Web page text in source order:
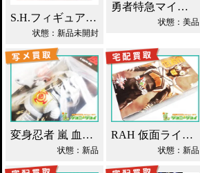
S.H.フィギュアーツ ジェノサイダー 買取！
状態：新品未開封
勇者特急マイトガイン 4段変形 轟龍 買取！
状態：美品
変身忍者 嵐 血車魔神斉 東映レトロソフビ買取！
状態：新品
RAH 仮面ライダーパンチホッパー 2011DX買取！
状態：新品